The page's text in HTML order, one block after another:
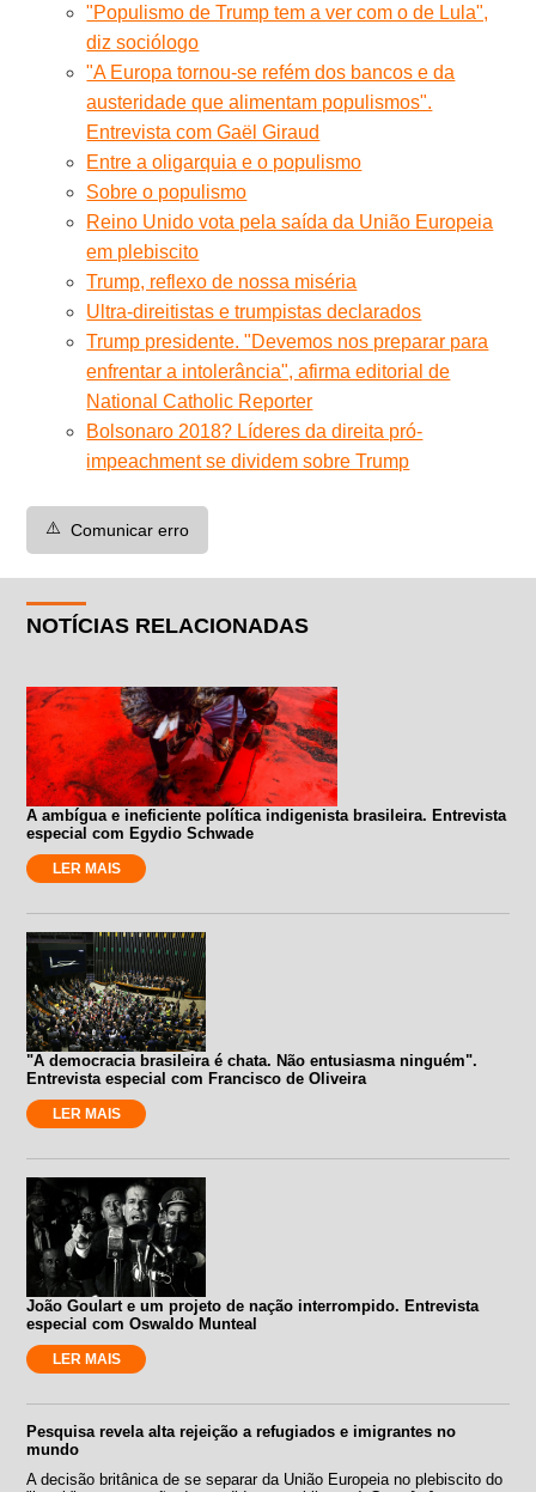
"Populismo de Trump tem a ver com o de Lula",
diz sociólogo
"A Europa tornou-se refém dos bancos e da
austeridade que alimentam populismos".
Entrevista com Gaël Giraud
Entre a oligarquia e o populismo
Sobre o populismo
Reino Unido vota pela saída da União Europeia
em plebiscito
Trump, reflexo de nossa miséria
Ultra-direitistas e trumpistas declarados
Trump presidente. "Devemos nos preparar para
enfrentar a intolerância", afirma editorial de
National Catholic Reporter
Bolsonaro 2018? Líderes da direita pró-
impeachment se dividem sobre Trump
⚠️ Comunicar erro
NOTÍCIAS RELACIONADAS
A ambígua e ineficiente política indigenista brasileira. Entrevista
especial com Egydio Schwade
LER MAIS
"A democracia brasileira é chata. Não entusiasma ninguém".
Entrevista especial com Francisco de Oliveira
LER MAIS
João Goulart e um projeto de nação interrompido. Entrevista
especial com Oswaldo Munteal
LER MAIS
Pesquisa revela alta rejeição a refugiados e imigrantes no
mundo
A decisão britânica de se separar da União Europeia no plebiscito do